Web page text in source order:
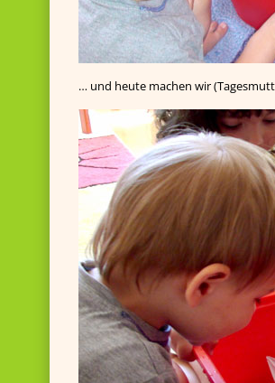
… und heute machen wir